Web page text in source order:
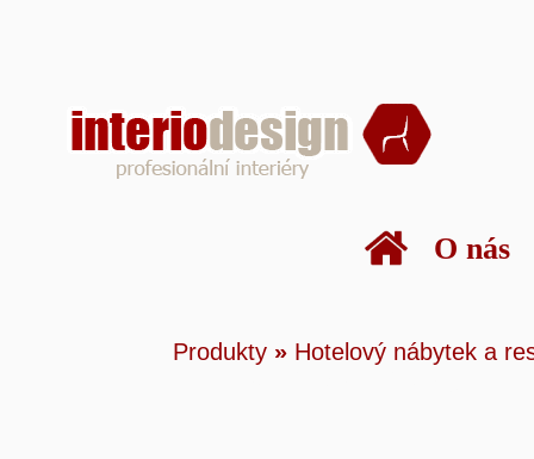
O nás
Produkty » Hotelový nábytek a
Produkty »